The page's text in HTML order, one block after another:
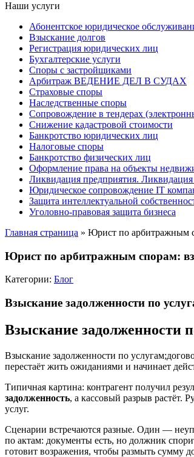
Наши услуги
Абонентское юридическое
Взыскание долгов
Регистрация юридических лиц
Бухгалтерские услуги
Споры с застройщиками
Арбитраж ВЕДЕНИЕ ДЕЛ В СУДАХ
Страховые споры
Наследственные споры
Сопровождение в тендерах
Снижение кадастровой стоимости
Банкротство юридических лиц
Налоговые споры
Банкротство физических лиц
Оформление права на объекты
Ликвидация предприятия.
Юридическое сопровождение IT
Защита интеллектуальной
Уголовно-правовая защита бизнеса
Главная страница » Юрист по арбитражным
Юрист по арбитражным спорам:
Категории: Блог
Взыскание задолженности по
Взыскание задолженности
Взыскание задолженности по
перестаёт жить ожиданиями и начинает
Типичная картина: контрагент получил
задолженность, а кассовый разрыв растёт.
услуг.
Сценарии встречаются разные. Один —
по актам: документы есть, но должник
готовит возражения, чтобы размыть сумму